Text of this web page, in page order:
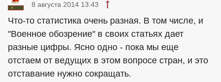
8 августа 2014 13:43
Что-то статистика очень разная. В том числе, и
"Военное обозрение" в своих статьях дает
разные цифры. Ясно одно - пока мы еще
отстаем от ведущих в этом вопросе стран, и это
отставание нужно сокращать.